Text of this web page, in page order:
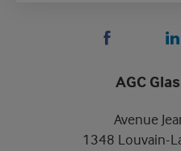
AGC
Avenue
1348 Louvain-